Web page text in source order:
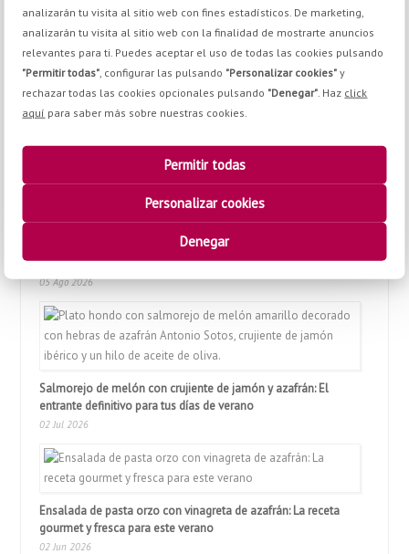
analizarán tu visita al sitio web con fines estadísticos. De marketing,
analizarán tu visita al sitio web con la finalidad de mostrarte anuncios
relevantes para ti. Puedes aceptar el uso de todas las cookies pulsando
"Permitir todas" , configurar las pulsando "Personalizar cookies" y
rechazar todas las cookies opcionales pulsando "Denegar" . Haz click
aquí para saber más sobre nuestras cookies.
Permitir todas
Personalizar cookies
Denegar
puedes jugar con la cantidad de vinagre de Jerez añadiendo media
cucharadita extra al final del triturado para equilibrar la acidez. ¡Busca
siempre el balance perfecto!
recetas
Judías blancas con espinacas al azafrán y pimentón: El potaje
express más meloso y reconfortante
05 Ago 2026
Salmorejo de melón con crujiente de jamón y azafrán: El
entrante definitivo para tus días de verano
02 Jul 2026
Ensalada de pasta orzo con vinagreta de azafrán: La receta
gourmet y fresca para este verano
02 Jun 2026